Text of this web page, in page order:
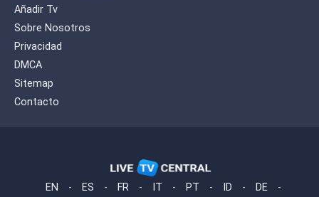
Añadir Tv
Sobre Nosotros
Privacidad
DMCA
Sitemap
Contacto
EN - ES - FR - IT - PT - ID - DE
-